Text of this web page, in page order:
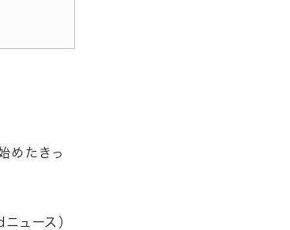
めたきっ
ュース）